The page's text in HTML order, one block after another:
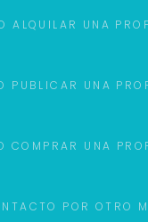
ALQUILAR UNA
PUBLICAR UNA
COMPRAR UNA
POR OTRO